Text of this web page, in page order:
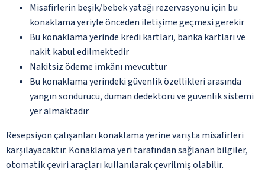
Misafirlerin beşik/bebek yatağı rezervasyonu için bu
konaklama yeriyle önceden iletişime geçmesi gerekir
Bu konaklama yerinde kredi kartları, banka kartları ve
nakit kabul edilmektedir
Nakitsiz ödeme imkânı mevcuttur
Bu konaklama yerindeki güvenlik özellikleri arasında
yangın söndürücü, duman dedektörü ve güvenlik sistemi
yer almaktadır
Resepsiyon çalışanları konaklama yerine varışta misafirleri
karşılayacaktır. Konaklama yeri tarafından sağlanan bilgiler,
otomatik çeviri araçları kullanılarak çevrilmiş olabilir.